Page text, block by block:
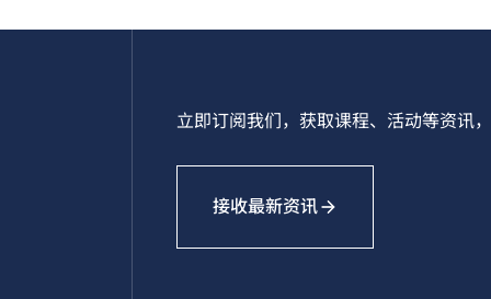
立即订阅我们，获取课程、活动等资讯，
接收最新资讯